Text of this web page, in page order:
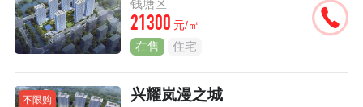
钱塘区
21300 元/㎡
在售 住宅
不限购 兴耀岚漫之城